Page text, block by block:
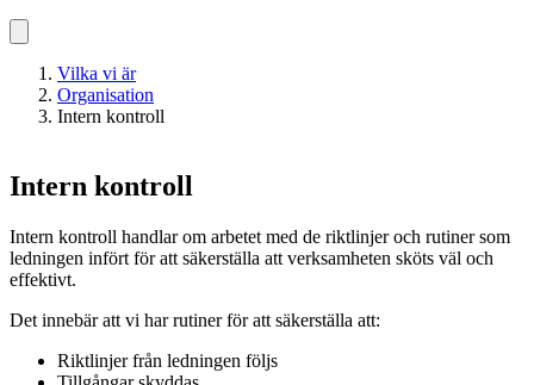
Vilka vi är
Organisation
Intern kontroll
Intern kontroll
Intern kontroll handlar om arbetet med de riktlinjer och rutiner som
ledningen infört för att säkerställa att verksamheten sköts väl och
effektivt.
Det innebär att vi har rutiner för att säkerställa att:
Riktlinjer från ledningen följs